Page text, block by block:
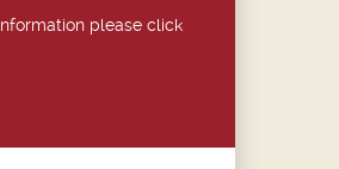
please click